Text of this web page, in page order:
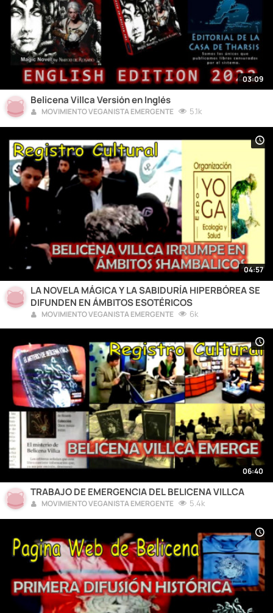
03:09
Belicena Villca Versión en Inglés
MOVIMIENTO VEGANISTA EMERGENTE 5.1k
04:57
LA NOVELA MÁGICA Y LA SABIDURÍA HIPERBÓREA SE
DIFUNDEN EN ÁMBITOS ESOTÉRICOS
MOVIMIENTO VEGANISTA EMERGENTE 6k
06:40
TRABAJO DE EMERGENCIA DEL BELICENA VILLCA
MOVIMIENTO VEGANISTA EMERGENTE 5.4k